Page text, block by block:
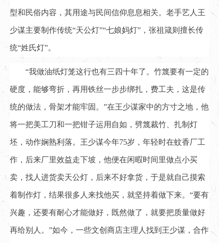
型和民俗内容，其用途与民间信仰息息相关。老手艺人王
少谋主要制作传统“天公灯”“七娘妈灯”，张祖箴则擅长传
统“姓氏灯”。
“我做油纸灯笼这行也有三四十年了。竹篾要有一定的
硬度，能够弯折，再用铁丝一步步绑扎，费工夫，这是传
统的做法，骨架才能牢固。”在王少谋家中的方寸之地，他
将一把美工刀和一把钳子运用自如，劈篾裁竹、扎制灯
坯，动作娴熟利落。王少谋今年75岁，年轻时在蚊香厂工
作，后来厂里效益走下坡，他便在闲暇时间里做点小买
卖，找人进货卖天公灯，后来不好拿货，于是就自己摸索
着制作灯，结果很多人来找他买，就坚持着做下来。“要有
兴趣，还要有耐心才能做好，既然做了，就要把质量做好
再给别人。”如今，一些文创商店主理人找到王少谋，合作